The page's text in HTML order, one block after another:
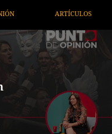
ARTÍCULOS ARTE /